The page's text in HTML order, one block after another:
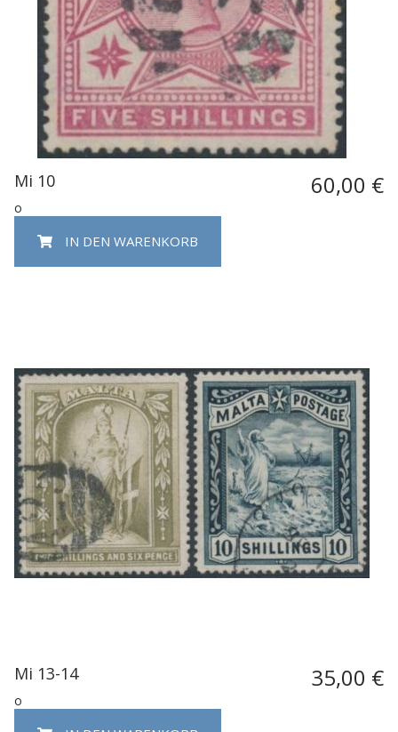
Mi 10 60,00 €
o
IN DEN WARENKORB
Mi 13-14 35,00 €
o